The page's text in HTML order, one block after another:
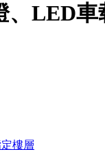
、LED